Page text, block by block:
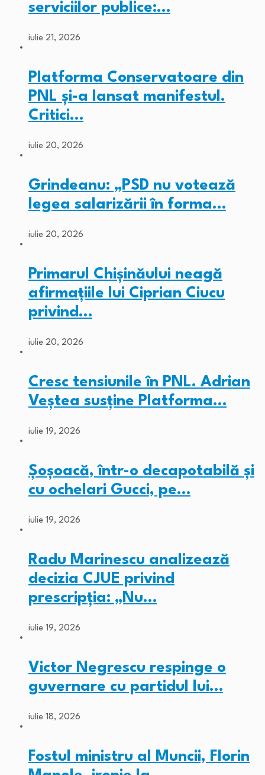
serviciilor publice:…
iulie 21, 2026
Platforma Conservatoare din
PNL și-a lansat manifestul.
Critici…
iulie 20, 2026
Grindeanu: „PSD nu votează
legea salarizării în forma…
iulie 20, 2026
Primarul Chişinăului neagă
afirmaţiile lui Ciprian Ciucu
privind…
iulie 20, 2026
Cresc tensiunile în PNL. Adrian
Veștea susține Platforma…
iulie 19, 2026
Șoșoacă, într-o decapotabilă și
cu ochelari Gucci, pe…
iulie 19, 2026
Radu Marinescu analizează
decizia CJUE privind
prescripția: „Nu…
iulie 19, 2026
Victor Negrescu respinge o
guvernare cu partidul lui…
iulie 18, 2026
Fostul ministru al Muncii, Florin